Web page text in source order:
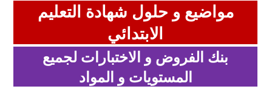
مواضيع و حلول شهادة التعليم
الابتدائي
بنك الفروض و الاختبارات لجميع
المستويات و المواد